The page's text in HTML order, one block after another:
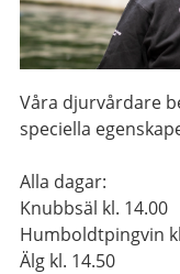
Våra djurvårdare
speciella
Alla dagar:
Knubbsäl kl. 14.00
Humboldtpingvin
Älg kl. 14.50